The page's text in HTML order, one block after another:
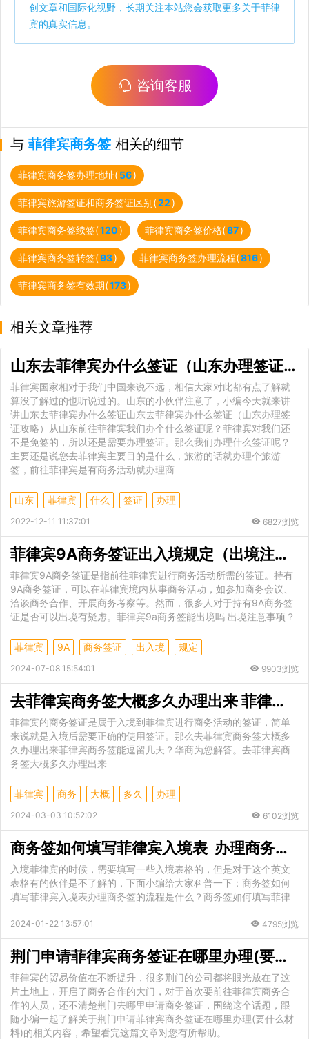
创文章和国际化视野，长期关注本站您会获取更多关于菲律
宾的真实信息。
咨询客服
与 菲律宾商务签 相关的细节
菲律宾商务签办理地址(56)
菲律宾旅游签证和商务签证区别(22)
菲律宾商务签续签(120) 菲律宾商务签价格(87)
菲律宾商务签转签(93) 菲律宾商务签办理流程(816)
菲律宾商务签有效期(173)
相关文章推荐
山东去菲律宾办什么签证（山东办理签证攻略）
菲律宾国家相对于我们中国来说不远，相信大家对此都有点了解就
算没了解过的也听说过的。山东的小伙伴注意了，小编今天就来讲
讲山东去菲律宾办什么签证山东去菲律宾办什么签证（山东办理签
证攻略）从山东前往菲律宾我们办个什么签证呢？菲律宾对我们还
不是免签的，所以还是需要办理签证。那么我们办理什么签证呢？
主要还是说您去菲律宾主要目的是什么，旅游的话就办理个旅游
签，前往菲律宾是有商务活动就办理商
山东 菲律宾 什么 签证 办理
2022-12-11 11:37:01 6827浏览
菲律宾9A商务签证出入境规定（出境注意事项）
菲律宾9A商务签证是指前往菲律宾进行商务活动所需的签证。持有
9A商务签证，可以在菲律宾境内从事商务活动，如参加商务会议、
洽谈商务合作、开展商务考察等。然而，很多人对于持有9A商务签
证是否可以出境有疑虑。菲律宾9a商务签能出境吗 出境注意事项？
菲律宾 9A 商务签证 出入境 规定
2024-07-08 15:54:01 9903浏览
去菲律宾商务签大概多久办理出来 菲律宾商务签能逗留几天
菲律宾的商务签证是属于入境到菲律宾进行商务活动的签证，简单
来说就是入境后需要正确的使用签证。那么去菲律宾商务签大概多
久办理出来菲律宾商务签能逗留几天？华商为您解答。去菲律宾商
务签大概多久办理出来
菲律宾 商务 大概 多久 办理
2024-03-03 10:52:02 6102浏览
商务签如何填写菲律宾入境表 办理商务签的流程是什么
入境菲律宾的时候，需要填写一些入境表格的，但是对于这个英文
表格有的伙伴是不了解的，下面小编给大家科普一下：商务签如何
填写菲律宾入境表办理商务签的流程是什么？商务签如何填写菲律
2024-01-22 13:57:01 4795浏览
荆门申请菲律宾商务签证在哪里办理(要什么材料)
菲律宾的贸易价值在不断提升，很多荆门的公司都将眼光放在了这
片土地上，开启了商务合作的大门，对于首次要前往菲律宾商务合
作的人员，还不清楚荆门去哪里申请商务签证，围绕这个话题，跟
随小编一起了解关于荆门申请菲律宾商务签证在哪里办理(要什么材
料)的相关内容，希望看完这篇文章对您有所帮助。